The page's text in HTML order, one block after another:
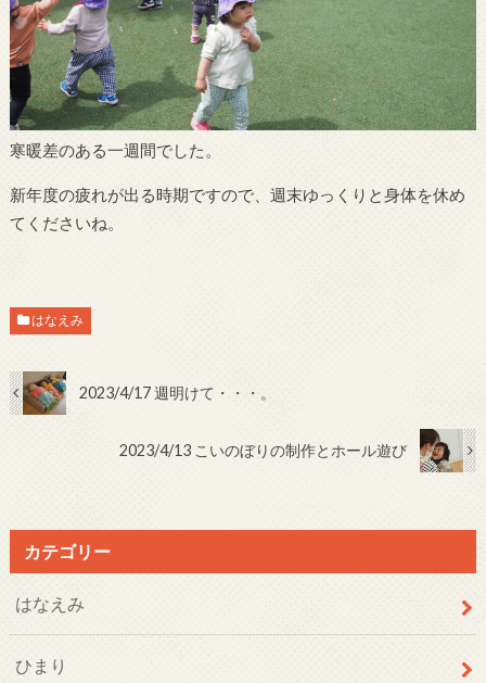
寒暖差のある一週間でした。
新年度の疲れが出る時期ですので、週末ゆっくりと身体を休め
てくださいね。
はなえみ
2023/4/17 週明けて・・・。
2023/4/13 こいのぼりの制作とホール遊び
カテゴリー
はなえみ
ひまり